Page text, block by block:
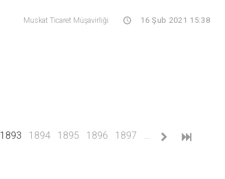
Muskat Ticaret Müşavirliği 16 Şub 2021 15:38
1893 (current)
1894 1895 1896 1897